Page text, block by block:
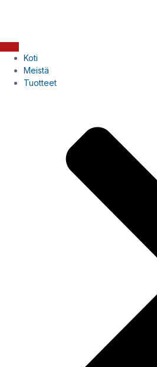
Koti
Meistä
Tuotteet